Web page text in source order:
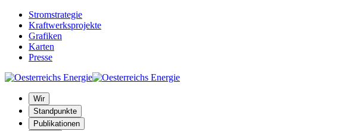
Stromstrategie
Kraftwerksprojekte
Grafiken
Karten
Presse
Wir
Standpunkte
Publikationen